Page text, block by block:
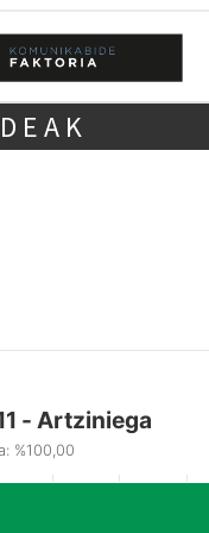
- Artziniega
%100,00